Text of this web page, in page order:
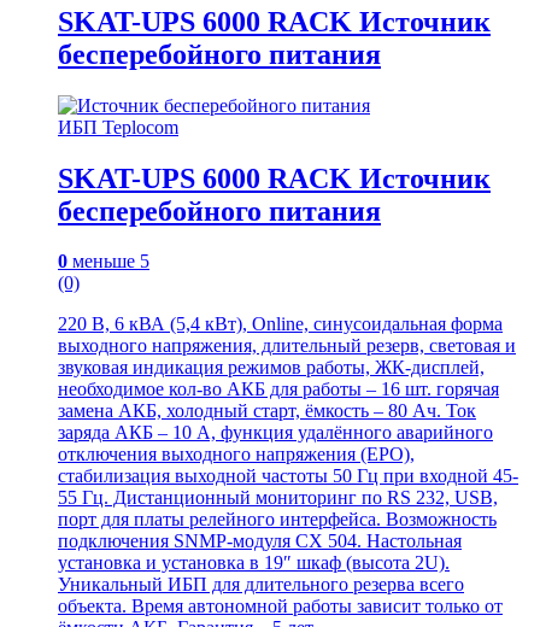
SKAT-UPS 6000 RACK Источник
бесперебойного питания
ИБП Teplocom
SKAT-UPS 6000 RACK Источник
бесперебойного питания
0 меньше 5
(0)
220 В, 6 кВА (5,4 кВт), Online, синусоидальная форма
выходного напряжения, длительный резерв, световая и
звуковая индикация режимов работы, ЖК-дисплей,
необходимое кол-во АКБ для работы – 16 шт. горячая
замена АКБ, холодный старт, ёмкость – 80 Ач. Ток
заряда АКБ – 10 А, функция удалённого аварийного
отключения выходного напряжения (EPO),
стабилизация выходной частоты 50 Гц при входной 45-
55 Гц. Дистанционный мониторинг по RS 232, USB,
порт для платы релейного интерфейса. Возможность
подключения SNMP-модуля CX 504. Настольная
установка и установка в 19″ шкаф (высота 2U).
Уникальный ИБП для длительного резерва всего
объекта. Время автономной работы зависит только от